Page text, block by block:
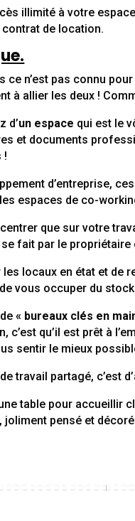
illimité à votre
de location.
ce n’est pas connu
à allier les deux !
d’un espace qui est le
et documents
!
d’entreprise,
espaces de co-
que sur votre
se fait par le propriétaire
locaux en état et de
vous occuper du
de« bureaux clés en
c’est qu’il est prêt à
sentir le mieux
travail partagé, c’est
table pour accueillir
joliment pensé et